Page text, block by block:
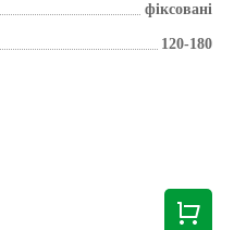
фіксовані
120-180